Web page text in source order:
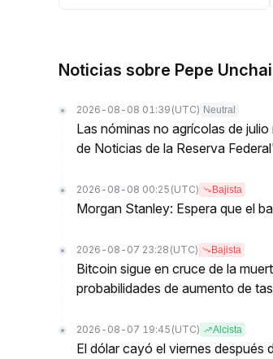
Noticias sobre Pepe
2026-08-08 01:39 (UTC) Neutral
Las nóminas no agrícolas de
de Noticias de la Reserva
2026-08-08 00:25 (UTC) Bajista
Morgan Stanley: Espera que el
2026-08-07 23:28 (UTC) Bajista
Bitcoin sigue en cruce de la
probabilidades de aumento de
2026-08-07 19:45 (UTC) Alcista
El dólar cayó el viernes después